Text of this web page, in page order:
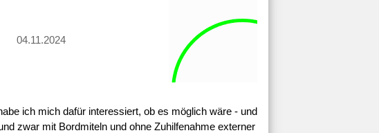
04.11.2024
ich mich dafür interessiert, ob es möglich wäre - und
zwar mit Bordmiteln und ohne Zuhilfenahme externer